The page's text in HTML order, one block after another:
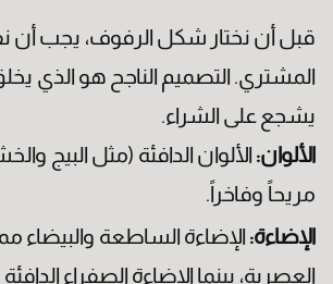
تاريخ الميلاد
قبل أن نختار شكل الرفوف، يجب أن
المشتري. التصميم الناجح هو الذي
يشجع على الشراء.
الألوان:الألوان الدافئة (مثل البيج
مريحاً وفاخراً.
الإضاءة:الإضاءة الساطعة والبيضاء
العصرية، بينما الإضاءة الصفراء